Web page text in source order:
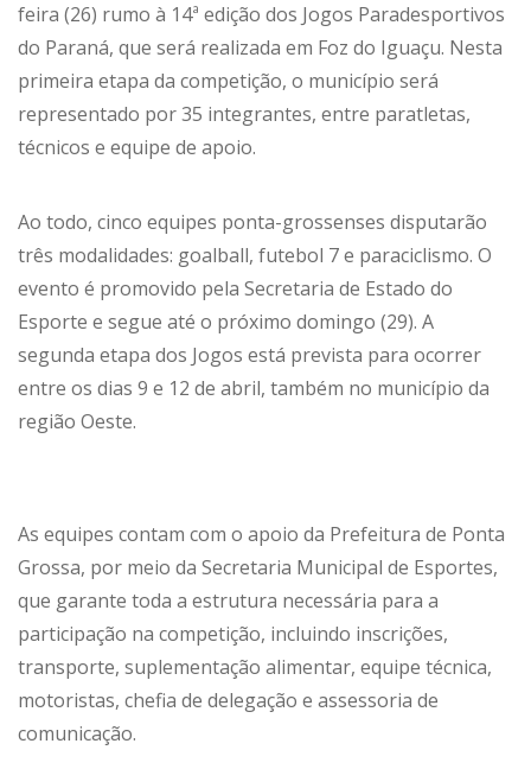
feira (26) rumo à 14ª edição dos Jogos Paradesportivos
do Paraná, que será realizada em Foz do Iguaçu. Nesta
primeira etapa da competição, o município será
representado por 35 integrantes, entre paratletas,
técnicos e equipe de apoio.
Ao todo, cinco equipes ponta-grossenses disputarão
três modalidades: goalball, futebol 7 e paraciclismo. O
evento é promovido pela Secretaria de Estado do
Esporte e segue até o próximo domingo (29). A
segunda etapa dos Jogos está prevista para ocorrer
entre os dias 9 e 12 de abril, também no município da
região Oeste.
As equipes contam com o apoio da Prefeitura de Ponta
Grossa, por meio da Secretaria Municipal de Esportes,
que garante toda a estrutura necessária para a
participação na competição, incluindo inscrições,
transporte, suplementação alimentar, equipe técnica,
motoristas, chefia de delegação e assessoria de
comunicação.